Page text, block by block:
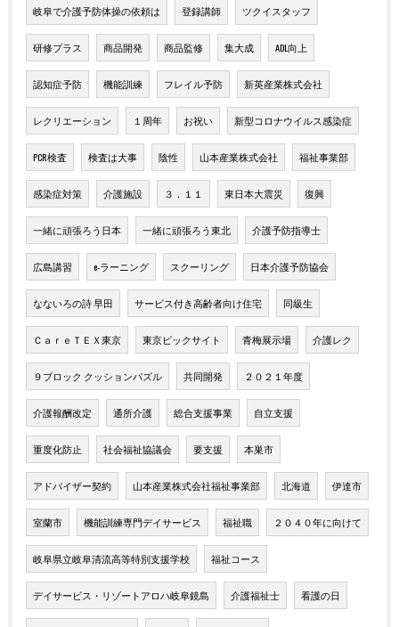
岐阜で介護予防体操の依頼は 登録講師 ツクイスタッフ
研修プラス 商品開発 商品監修 集大成 ADL向上
認知症予防 機能訓練 フレイル予防 新英産業株式会社
レクリエーション １周年 お祝い 新型コロナウイルス感染症
PCR検査 検査は大事 陰性 山本産業株式会社 福祉事業部
感染症対策 介護施設 ３．１１ 東日本大震災 復興
一緒に頑張ろう日本 一緒に頑張ろう東北 介護予防指導士
広島講習 e-ラーニング スクーリング 日本介護予防協会
なないろの詩 早田 サービス付き高齢者向け住宅 同級生
ＣａｒｅＴＥＸ東京 東京ビックサイト 青梅展示場 介護レク
９ブロック クッションパズル 共同開発 ２０２１年度
介護報酬改定 通所介護 総合支援事業 自立支援
重度化防止 社会福祉協議会 要支援 本巣市
アドバイザー契約 山本産業株式会社福祉事業部 北海道 伊達市
室蘭市 機能訓練専門デイサービス 福祉職 ２０４０年に向けて
岐阜県立岐阜清流高等特別支援学校 福祉コース
デイサービス・リゾートアロハ岐阜鏡島 介護福祉士 看護の日